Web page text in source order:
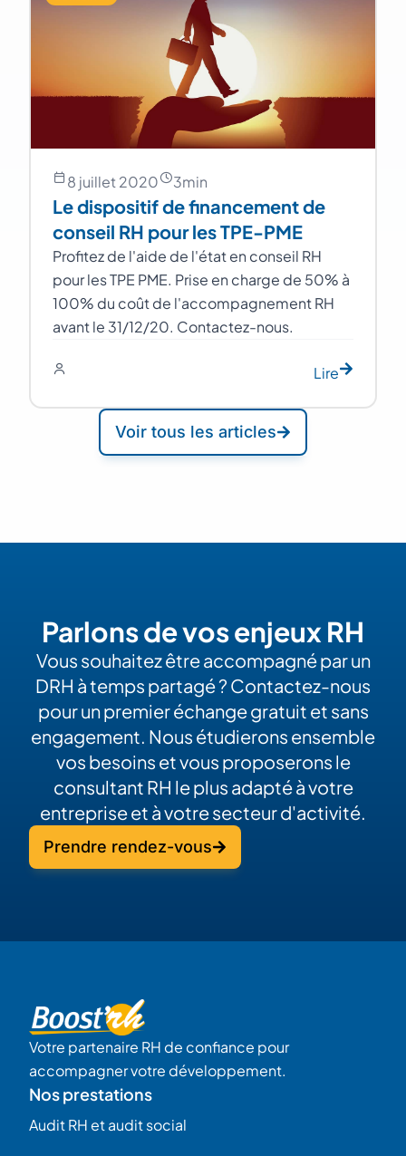
8 juillet 2020 3min
Le dispositif de financement de
conseil RH pour les TPE-PME
Profitez de l'aide de l'état en conseil RH
pour les TPE PME. Prise en charge de 50% à
100% du coût de l'accompagnement RH
avant le 31/12/20. Contactez-nous.
Lire
Voir tous les articles
Parlons de vos enjeux RH
Vous souhaitez être accompagné par un
DRH à temps partagé ? Contactez-nous
pour un premier échange gratuit et sans
engagement. Nous étudierons ensemble
vos besoins et vous proposerons le
consultant RH le plus adapté à votre
entreprise et à votre secteur d'activité.
Prendre rendez-vous
Votre partenaire RH de confiance pour
accompagner votre développement.
Nos prestations
Audit RH et audit social